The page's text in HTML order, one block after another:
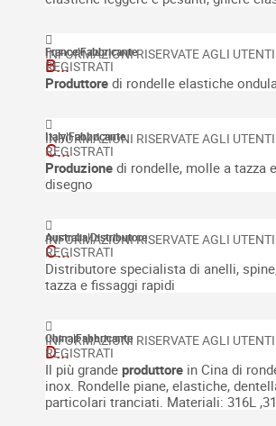
France|Fabbricante
B...
Produttore di rondelle elastiche
Italy|Fabbricante
C...
Produzione di rondelle, molle a tazza
disegno
Australia|Distributore
C...
Distributore specialista di anelli,
tazza e fissaggi rapidi
China|Fabbricante
D...
Il più grande produttore in Cina di
inox. Rondelle piane, elastiche,
particolari tranciati. Materiali: 316L